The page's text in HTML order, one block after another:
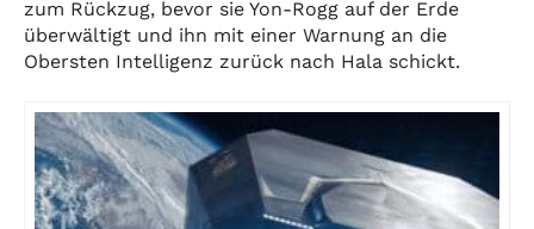
zum Rückzug, bevor sie Yon-Rogg auf der Erde
überwältigt und ihn mit einer Warnung an die
Obersten Intelligenz zurück nach Hala schickt.